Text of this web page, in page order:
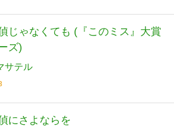
じゃなくても (『このミス』大賞
ズ)
サテル
にさよならを